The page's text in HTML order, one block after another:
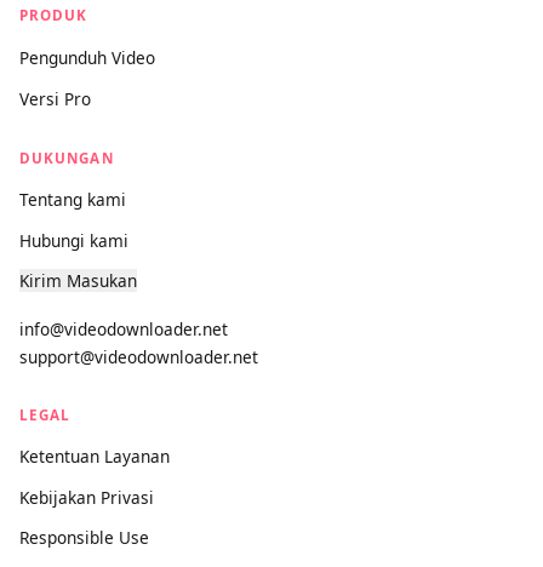
for any content concerns.
videodownloader.net
Pengunduh media universal paling kuat di dunia. Cepat,
PRODUK
Pengunduh Video
Versi Pro